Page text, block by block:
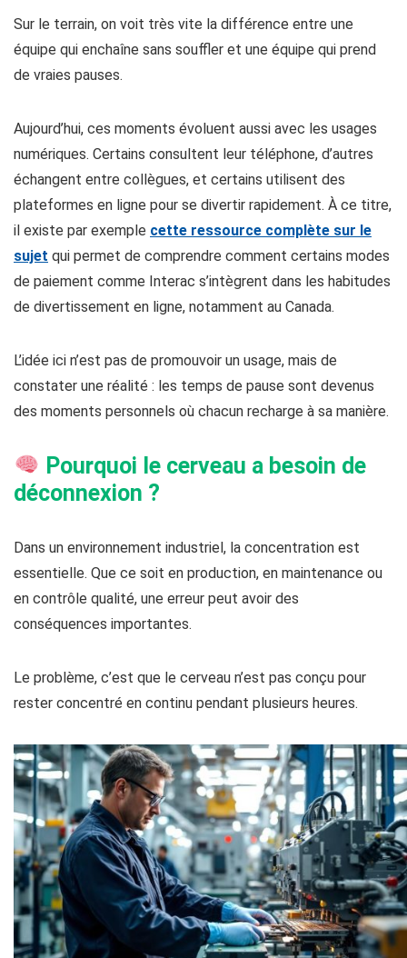
Sur le terrain, on voit très vite la différence entre une
équipe qui enchaîne sans souffler et une équipe qui prend
de vraies pauses.
Aujourd’hui, ces moments évoluent aussi avec les usages
numériques. Certains consultent leur téléphone, d’autres
échangent entre collègues, et certains utilisent des
plateformes en ligne pour se divertir rapidement. À ce titre,
il existe par exemple cette ressource complète sur le
sujet qui permet de comprendre comment certains modes
de paiement comme Interac s’intègrent dans les habitudes
de divertissement en ligne, notamment au Canada.
L’idée ici n’est pas de promouvoir un usage, mais de
constater une réalité : les temps de pause sont devenus
des moments personnels où chacun recharge à sa manière.
Pourquoi le cerveau a besoin de
déconnexion ?
Dans un environnement industriel, la concentration est
essentielle. Que ce soit en production, en maintenance ou
en contrôle qualité, une erreur peut avoir des
conséquences importantes.
Le problème, c’est que le cerveau n’est pas conçu pour
rester concentré en continu pendant plusieurs heures.